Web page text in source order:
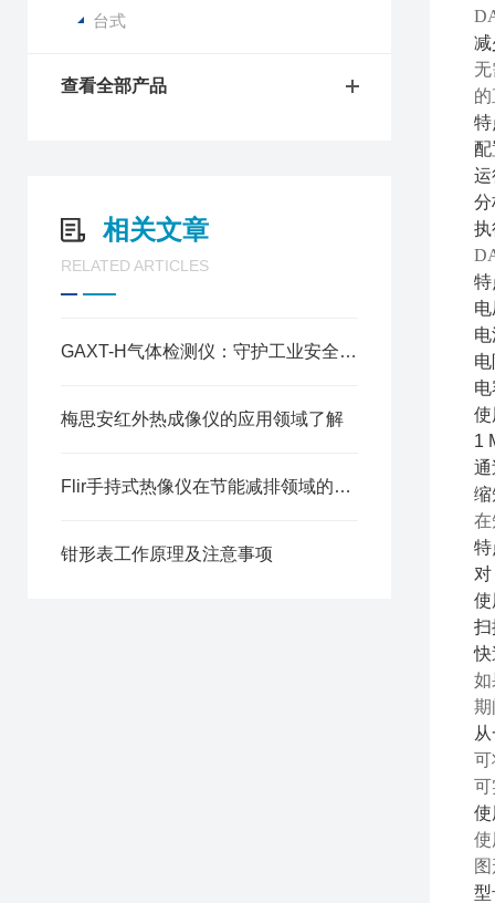
台式
查看全部产品
相关文章
RELATED ARTICLES
GAXT-H气体检测仪：守护工业安全的忠诚卫士
梅思安红外热成像仪的应用领域了解
Flir手持式热像仪在节能减排领域的用途
钳形表工作原理及注意事项
减
特
运
分
执
特
使
1
通
缩
在
特
使
扫
快
如
期
可
可
使
使
型